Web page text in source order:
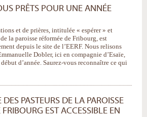
PRÊTS POUR UNE ANNÉE
et de prières, intitulée « espérer » et
la paroisse réformée de Fribourg, est
depuis le site de l’EERF. Nous relisons
Dobler, ici en compagnie d’Esaïe,
d’année. Saurez-vous reconnaître ce qui
PASTEURS DE LA PAROISSE
EST ACCESSIBLE EN